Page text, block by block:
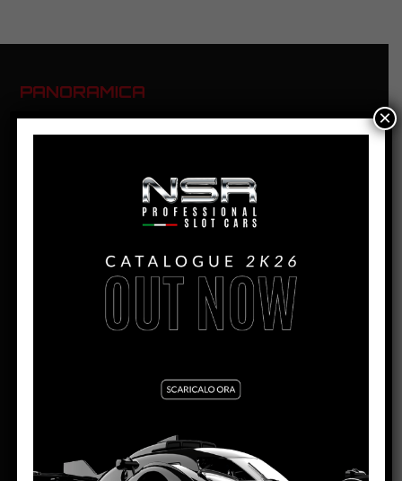
PANORAMICA
2023
King Evo3 21.400 rpm
24mm
130mm
WHEELBASE: 90mm
REAR AXLE/GUIDE DISTANCE:95mm
BODY WEIGHT:11g
SCHEDA TECNICA
×